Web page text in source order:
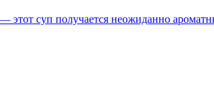
этот суп получается неожиданно